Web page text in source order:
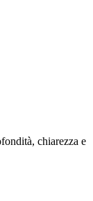
chiarezza e